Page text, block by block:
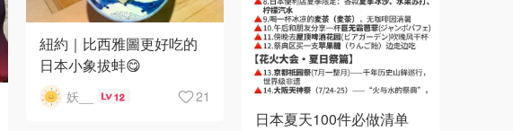
紐約｜比西雅圖更好吃的
日本小象拔蚌😋
妖__ 12 21
日本夏天100件必做清单